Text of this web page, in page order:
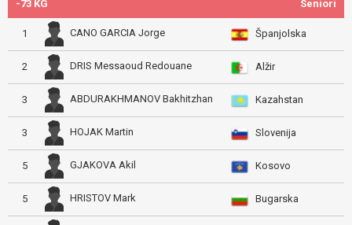
-73 KG Seniori
1 CANO GARCIA Jorge Španjolska
2 DRIS Messaoud Redouane Alžir
3 ABDURAKHMANOV Bakhitzhan Kazahstan
3 HOJAK Martin Slovenija
5 GJAKOVA Akil Kosovo
5 HRISTOV Mark Bugarska